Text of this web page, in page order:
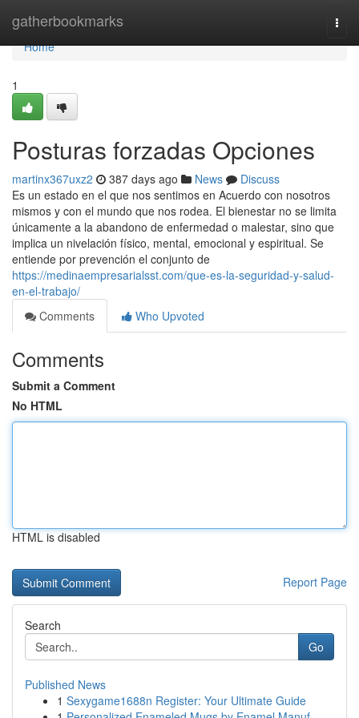
gatherbookmarks
Home
Home
1
Posturas forzadas Opciones
martinx367uxz2 387 days ago News
Discuss
Es un estado en el que nos sentimos en Acuerdo con nosotros
mismos y con el mundo que nos rodea. El bienestar no se limita
únicamente a la abandono de enfermedad o malestar, sino que
implica un nivelación físico, mental, emocional y espiritual. Se
entiende por prevención el conjunto de
https://medinaempresarialsst.com/que-es-la-seguridad-y-salud-
en-el-trabajo/
Comments
Who Upvoted
Comments
Submit a Comment
No HTML
HTML is disabled
Report Page
Search
Go
Published News
1 Sexygame1688n Register: Your Ultimate Guide